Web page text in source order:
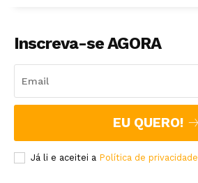
Inscreva-se AGORA
EU QUERO!
Já li e aceitei a Política de privacidade